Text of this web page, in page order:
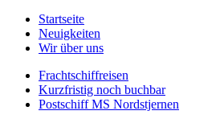
Startseite
Neuigkeiten
Wir über uns
Frachtschiffreisen
Kurzfristig noch buchbar
Postschiff MS Nordstjernen